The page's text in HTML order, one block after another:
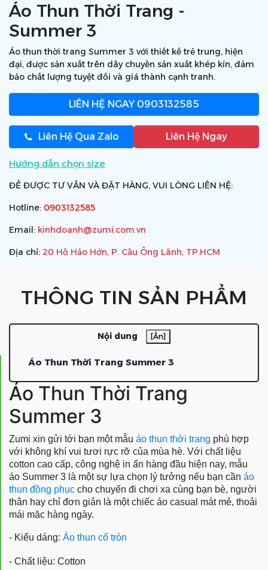
Áo Thun Thời Trang -
Summer 3
Áo thun thời trang Summer 3 với thiết kế trẻ trung, hiện
đại, được sản xuất trên dây chuyền sản xuất khép kín, đảm
bảo chất lượng tuyệt đối và giá thành cạnh tranh.
LIÊN HỆ NGAY 0903132585
Liên Hệ Qua Zalo Liên Hệ Ngay
Hướng dẫn chọn size
ĐỂ ĐƯỢC TƯ VẤN VÀ ĐẶT HÀNG, VUI LÒNG LIÊN HỆ:
Hotline: 0903132585
Email: kinhdoanh@zumi.com.vn
Địa chỉ: 20 Hồ Hảo Hớn, P. Cầu Ông Lãnh, TP.HCM
THÔNG TIN SẢN PHẨM
Nội dung [Ẩn]
Áo Thun Thời Trang Summer 3
Áo Thun Thời Trang
Summer 3
Zumi xin gửi tới bạn một mẫu áo thun thời trang phù hợp
với không khí vui tươi rực rỡ của mùa hè. Với chất liệu
cotton cao cấp, công nghệ in ấn hàng đầu hiện nay, mẫu
áo Summer 3 là một sự lựa chọn lý tưởng nếu bạn cần áo
thun đồng phục cho chuyến đi chơi xa cùng bạn bè, người
thân hay chỉ đơn giản là một chiếc áo casual mát mẻ, thoải
mái mặc hàng ngày.
- Kiểu dáng: Áo thun cổ tròn
- Chất liệu: Cotton